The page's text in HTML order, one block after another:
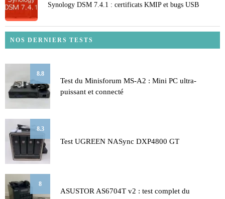
Synology DSM 7.4.1 : certificats KMIP et bugs USB
NOS DERNIERS TESTS
8.8
Test du Minisforum MS-A2 : Mini PC ultra-
puissant et connecté
8.3
Test UGREEN NASync DXP4800 GT
8
ASUSTOR AS6704T v2 : test complet du